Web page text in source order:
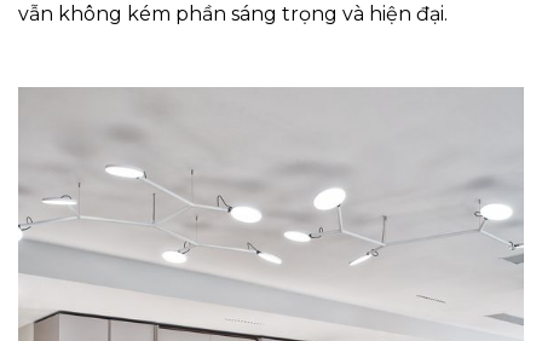
vẫn không kém phần sáng trọng và hiện đại.